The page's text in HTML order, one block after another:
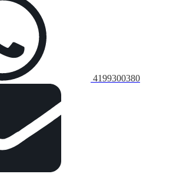
4199300380